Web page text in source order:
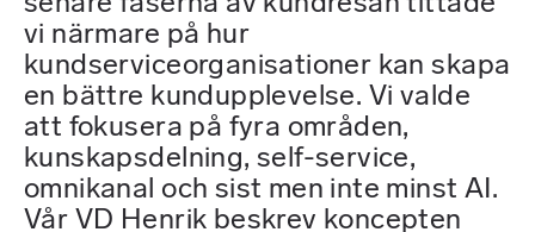
vi närmare på hur
kundserviceorganisationer kan skapa
en bättre kundupplevelse. Vi valde
att fokusera på fyra områden,
kunskapsdelning, self-service,
omnikanal och sist men inte minst AI.
Vår VD Henrik beskrev koncepten